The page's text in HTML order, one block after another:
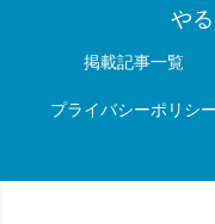
や
掲載記事一覧
プライバシーポリシー